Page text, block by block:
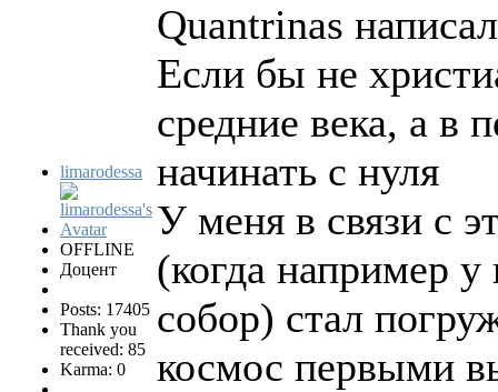
limarodessa
OFFLINE
Доцент
Posts: 17405
Thank you
received: 85
Karma: 0
Quantrinas
Если бы не
средние века, а в
начинать с нуля
У меня в связи с
(когда например
собор) стал
космос первыми